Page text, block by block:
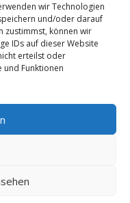
wir Technologien
und/oder darauf
zustimmst, können wir
IDs auf dieser Website
erteilst oder
und Funktionen
NÄCHSTER ARTIKEL
Kirche Bad
– für Valerie sehr
-